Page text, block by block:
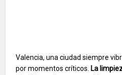
Valencia, una ciudad siempre
por momentos críticos. La